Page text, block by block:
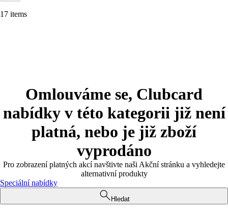
17 items
Omlouváme se, Clubcard
nabídky v této kategorii již není
platná, nebo je již zboží
vyprodáno
Pro zobrazení platných akcí navštivte naši Akční stránku a vyhledejte
alternativní produkty
Speciální nabídky
Hledat